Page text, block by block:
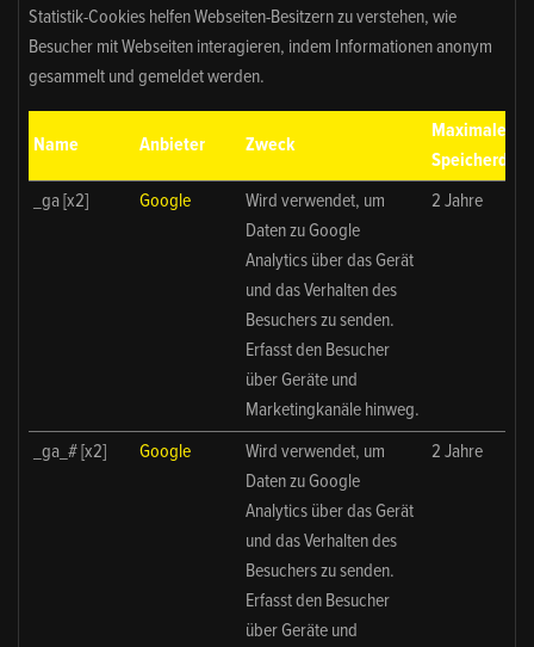
Statistik-Cookies helfen Webseiten-Besitzern zu verstehen, wie
Besucher mit Webseiten interagieren, indem Informationen anonym
gesammelt und gemeldet werden.
Name Anbieter Zweck
Maximale
_ga [x2]
Google
Wird verwendet, um
Daten zu Google
Analytics über das Gerät
und das Verhalten des
Besuchers zu senden.
Erfasst den Besucher
über Geräte und
Marketingkanäle hinweg.
2 Jahre
_ga_# [x2] Google
Wird verwendet, um
Daten zu Google
Analytics über das Gerät
und das Verhalten des
Besuchers zu senden.
Erfasst den Besucher
über Geräte und
2 Jahre